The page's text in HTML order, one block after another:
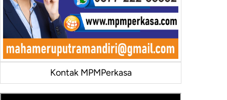
Kontak MPMPerkasa